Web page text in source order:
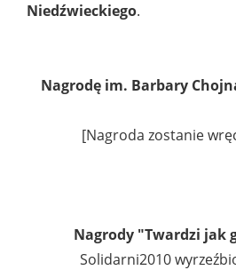
Niedźwieckiego.
Nagrodę im. Barbary
[Nagroda zostanie
Nagrody "Twardzi jak
Solidarni2010